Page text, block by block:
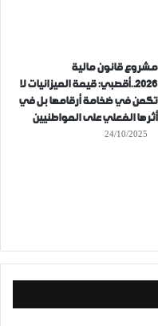
مشروع قانون مالية
2026..أقصبي: قيمة الميزانيات لا
تكمن في ضخامة أرقامها بل في
أثرها الفعلي على المواطنيين
24/10/2025